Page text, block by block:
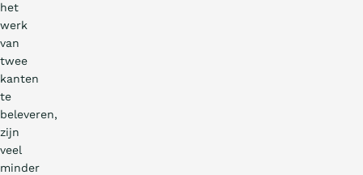
het
werk
van
twee
kanten
te
beleveren,
zijn
veel
minder